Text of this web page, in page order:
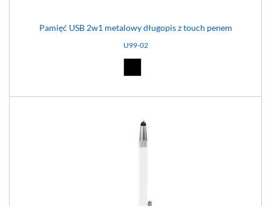
Pamięć USB 2w1 metalowy długopis z touch penem
U99-02